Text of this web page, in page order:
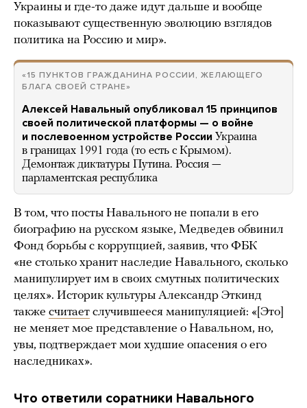
Украины и где-то даже идут дальше и вообще
показывают существенную эволюцию взглядов
политика на Россию и мир».
«15 ПУНКТОВ ГРАЖДАНИНА РОССИИ, ЖЕЛАЮЩЕГО
БЛАГА СВОЕЙ СТРАНЕ»
Алексей Навальный опубликовал 15 принципов
своей политической платформы — о войне
и послевоенном устройстве России Украина
в границах 1991 года (то есть с Крымом).
Демонтаж диктатуры Путина. Россия —
парламентская республика
В том, что посты Навального не попали в его
биографию на русском языке, Медведев обвинил
Фонд борьбы с коррупцией, заявив, что ФБК
«не столько хранит наследие Навального, сколько
манипулирует им в своих смутных политических
целях». Историк культуры Александр Эткинд
также считает случившееся манипуляцией: «[Это]
не меняет мое представление о Навальном, но,
увы, подтверждает мои худшие опасения о его
наследниках».
Что ответили соратники Навального